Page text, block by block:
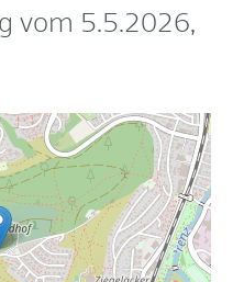
vom 5.5.2026,